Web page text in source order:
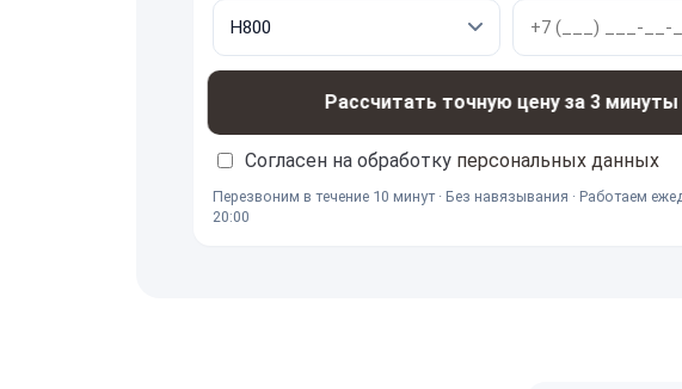
Рассчитать точную цену за 3 минуты
Согласен на обработку персональных данных
Перезвоним в течение 10 минут · Без навязывания · Работаем
20:00